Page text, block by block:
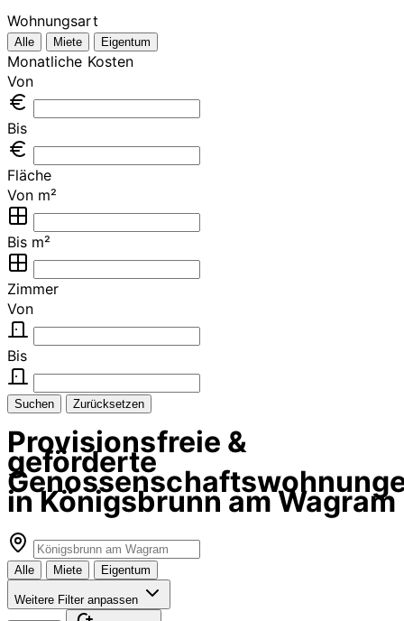
Wohnungsart
Alle Miete Eigentum
Monatliche Kosten
Von
Bis
Fläche
Von m²
Bis m²
Zimmer
Von
Bis
Suchen Zurücksetzen
Provisionsfreie &
geförderte
in Königsbrunn am Wagram
Alle Miete Eigentum
Weitere Filter anpassen